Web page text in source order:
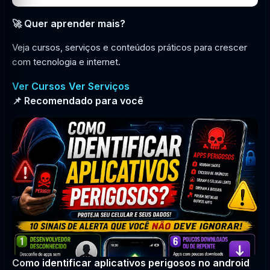
🚀 Quer aprender mais?
Veja cursos, serviços e conteúdos práticos para crescer
com tecnologia e internet.
Ver Cursos Ver Serviços
📌 Recomendado para você
Como identificar aplicativos perigosos no android